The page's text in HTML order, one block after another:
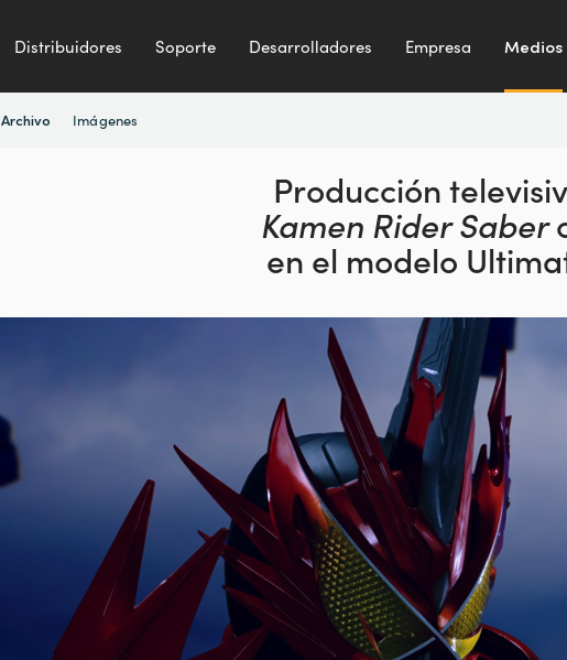
Distribuidores Soporte Desarrolladores Empresa Medios
Archivo Imágenes
Producción
Kamen Rider Saber
en el modelo